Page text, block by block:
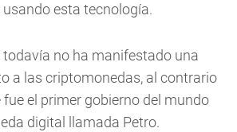
esta tecnología.
todavía no ha manifestado una
a las criptomonedas, al contrario
fue el primer gobierno del mundo
digital llamada Petro.